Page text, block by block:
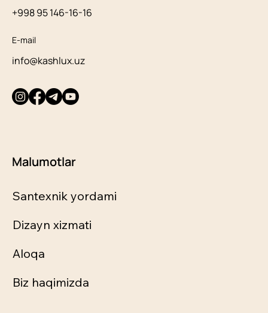
+998 95 146-16-16
E-mail
info@kashlux.uz
Malumotlar
Santexnik yordami
Dizayn xizmati
Aloqa
Biz haqimizda